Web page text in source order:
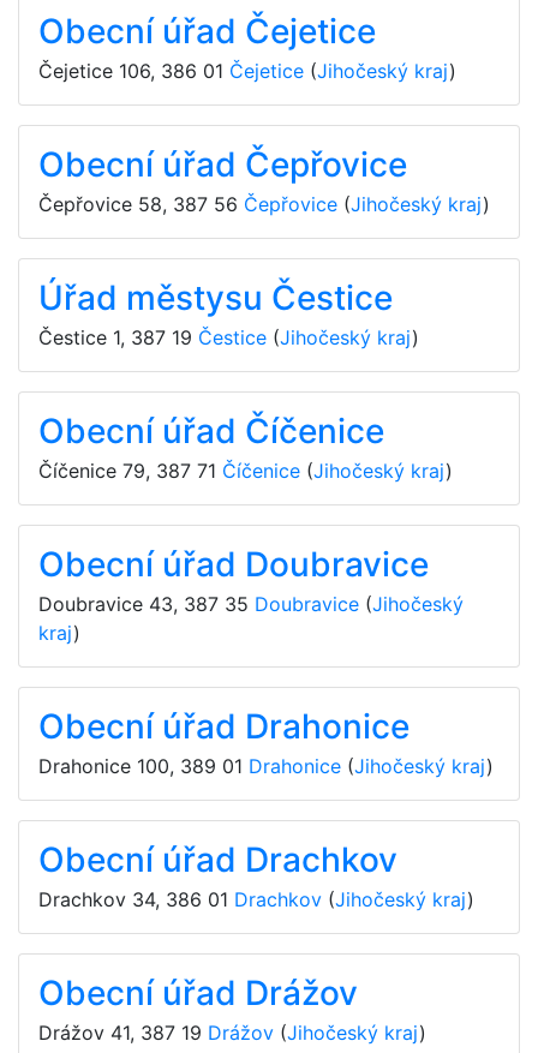
Obecní úřad Čejetice
Čejetice 106, 386 01 Čejetice (Jihočeský kraj)
Obecní úřad Čepřovice
Čepřovice 58, 387 56 Čepřovice (Jihočeský kraj)
Úřad městysu Čestice
Čestice 1, 387 19 Čestice (Jihočeský kraj)
Obecní úřad Číčenice
Číčenice 79, 387 71 Číčenice (Jihočeský kraj)
Obecní úřad Doubravice
Doubravice 43, 387 35 Doubravice (Jihočeský
kraj)
Obecní úřad Drahonice
Drahonice 100, 389 01 Drahonice (Jihočeský kraj)
Obecní úřad Drachkov
Drachkov 34, 386 01 Drachkov (Jihočeský kraj)
Obecní úřad Drážov
Drážov 41, 387 19 Drážov (Jihočeský kraj)